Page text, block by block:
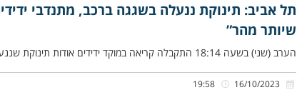
תל אביב: תינוקת ננעלה בשגגה ברכב, מתנדבי
שיותר מהר”
הערב (שני) בשעה 18:14 התקבלה קריאה במוקד ידידים אודות תינוקת שננעלה בשגגה ברכב לעיני אמה, ברחוב יהושע בן נון בתל